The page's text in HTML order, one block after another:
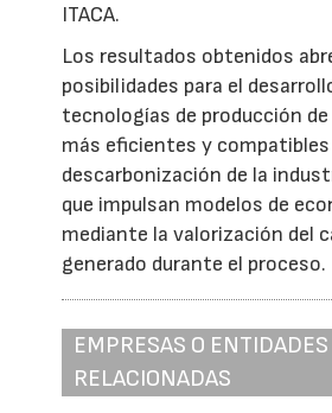
ITACA.
Los resultados obtenidos
posibilidades para el
tecnologías de producción
más eficientes y
descarbonización de la
que impulsan modelos de
mediante la valorización del
generado durante el proceso.
EMPRESAS O ENTIDADES
RELACIONADAS